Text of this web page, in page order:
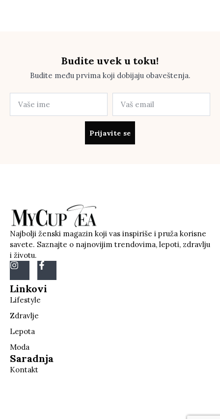
Budite uvek u toku!
Budite među prvima koji dobijaju obaveštenja.
Prijavite se
Najbolji ženski magazin koji vas inspiriše i pruža korisne
savete. Saznajte o najnovijim trendovima, lepoti, zdravlju
i životu.
Linkovi
Lifestyle
Zdravlje
Lepota
Moda
Saradnja
Kontakt